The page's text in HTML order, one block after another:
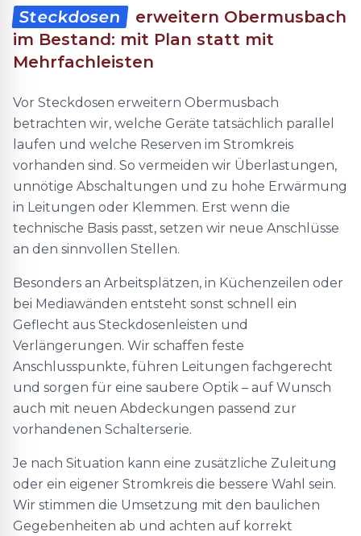
Steckdosen
erweitern Obermusbach
im Bestand: mit Plan statt mit
Mehrfachleisten
Vor Steckdosen erweitern Obermusbach
betrachten wir, welche Geräte tatsächlich parallel
laufen und welche Reserven im Stromkreis
vorhanden sind. So vermeiden wir Überlastungen,
unnötige Abschaltungen und zu hohe Erwärmung
in Leitungen oder Klemmen. Erst wenn die
technische Basis passt, setzen wir neue Anschlüsse
an den sinnvollen Stellen.
Besonders an Arbeitsplätzen, in Küchenzeilen oder
bei Mediawänden entsteht sonst schnell ein
Geflecht aus Steckdosenleisten und
Verlängerungen. Wir schaffen feste
Anschlusspunkte, führen Leitungen fachgerecht
und sorgen für eine saubere Optik – auf Wunsch
auch mit neuen Abdeckungen passend zur
vorhandenen Schalterserie.
Je nach Situation kann eine zusätzliche Zuleitung
oder ein eigener Stromkreis die bessere Wahl sein.
Wir stimmen die Umsetzung mit den baulichen
Gegebenheiten ab und achten auf korrekt